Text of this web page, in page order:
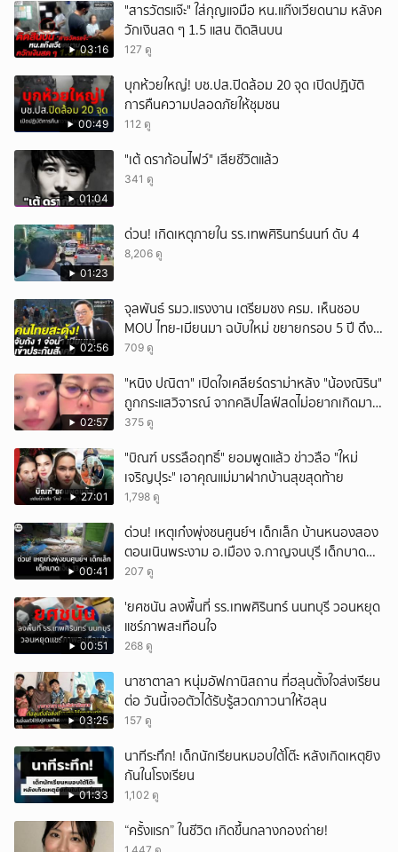
03:16
"สารวัตรแจ๊ะ" ใส่กุญแจมือ หน.แก๊งเวียดนาม หลังค
วักเงินสด ๆ 1.5 แสน ติดสินบน
127 ดู
00:49
บุกห้วยใหญ่! บช.ปส.ปิดล้อม 20 จุด เปิดปฏิบัติ
การคืนความปลอดภัยให้ชุมชน
112 ดู
01:04
"เต้ ดราก้อนไฟว์" เสียชีวิตแล้ว
341 ดู
01:23
ด่วน! เกิดเหตุภายใน รร.เทพศิรินทร์นนท์ ดับ 4
8,206 ดู
02:56
จุลพันธ์ รมว.แรงงาน เตรียมชง ครม. เห็นชอบ
MOU ไทย-เมียนมา ฉบับใหม่ ขยายกรอบ 5 ปี ดึง
แรงงานเข้าระบบ
709 ดู
02:57
"หนิง ปณิตา" เปิดใจเคลียร์ดราม่าหลัง "น้องณิริน"
ถูกกระแสวิจารณ์ จากคลิปไลฟ์สดไม่อยากเกิดมา
หน้าเหมือนพ่อ
375 ดู
27:01
"บิณฑ์ บรรลือฤทธิ์" ยอมพูดแล้ว ข่าวลือ "ใหม่
เจริญปุระ" เอาคุณแม่มาฝากบ้านสุขสุดท้าย
1,798 ดู
00:41
ด่วน! เหตุเก๋งพุ่งชนศูนย์ฯ เด็กเล็ก บ้านหนองสอง
ตอนเนินพระงาม อ.เมือง จ.กาญจนบุรี เด็กบาด
เจ็บ 13 ราย
207 ดู
00:51
'ยศชนัน ลงพื้นที่ รร.เทพศิรินทร์ นนทบุรี วอนหยุด
แชร์ภาพสะเทือนใจ
268 ดู
03:25
นาซาตาลา หนุ่มอัฟกานิสถาน ที่ฮลุนตั้งใจส่งเรียน
ต่อ วันนี้เจอตัวได้รับรู้สวดภาวนาให้ฮลุน
157 ดู
01:33
นาทีระทึก! เด็กนักเรียนหมอบใต้โต๊ะ หลังเกิดเหตุยิง
กันในโรงเรียน
1,102 ดู
“ครั้งแรก” ในชีวิต เกิดขึ้นกลางกองถ่าย!